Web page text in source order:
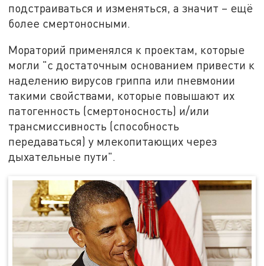
подстраиваться и изменяться, а значит – ещё
более смертоносными.
Мораторий применялся к проектам, которые
могли "с достаточным основанием привести к
наделению вирусов гриппа или пневмонии
такими свойствами, которые повышают их
патогенность (смертоносность) и/или
трансмиссивность (способность
передаваться) у млекопитающих через
дыхательные пути".